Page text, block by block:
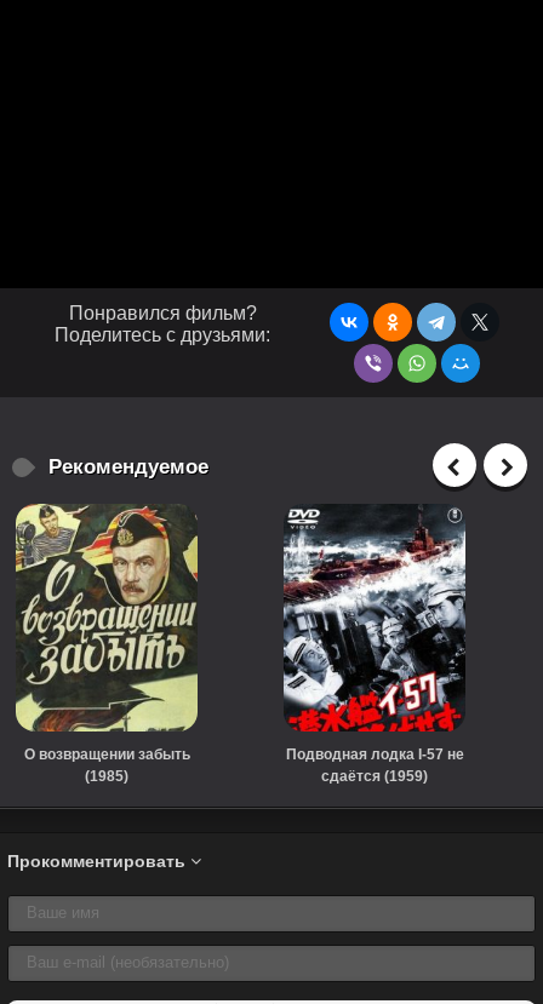
Понравился фильм?
Поделитесь с друзьями:
Рекомендуемое
О возвращении забыть
(1985)
Подводная лодка I-57 не
сдаётся (1959)
Прокомментировать